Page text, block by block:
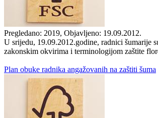
Pregledano: 2019, Objavljeno: 19.09.2012.
U srijedu, 19.09.2012.godine, radnici šumarije
zakonskim okvirima i terminologijom zaštite
Plan obuke radnika angažovanih na zaštiti šuma